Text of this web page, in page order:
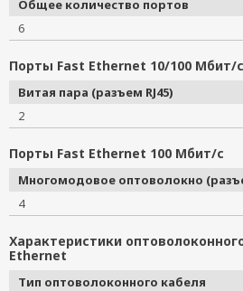
Общее количество портов
6
Порты Fast Ethernet 10/100 Мбит/с
Витая пара (разъем RJ45)
2
Порты Fast Ethernet 100 Мбит/с
Многомодовое оптоволокно
4
Характеристики
Ethernet
Тип оптоволоконного кабеля